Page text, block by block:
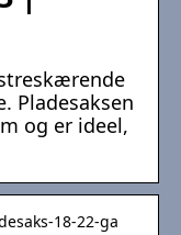
Pladesaksen
og er ideel,
18-22-ga